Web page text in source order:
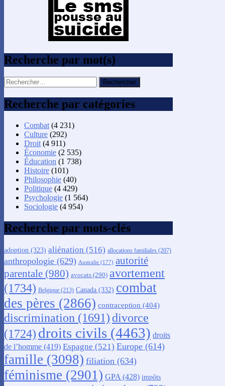
Recherche par mot(s)
Rechercher :
Recherche par catégories
Combat (4 231)
Culture (292)
Droit (4 911)
Économie (2 535)
Éducation (1 738)
Histoire (101)
Philosophie (40)
Politique (4 429)
Psychologie (1 564)
Sociologie (4 954)
Recherche par mots-clés
adoption (323) aliénation (516) allocations familiales (207)
anthropologie (629) Australie (177) autorité
parentale (980) avocats (290) avortement
(1734) Belgique (213) Canada (332) combat
des pères (2866) contraception (404)
discrimination (1691) divorce
(1724) droits civils (4463) droits
de l’homme (419) Espagne (521) Europe (614)
famille (3098) filiation (634)
féminisme (2901) GPA (428) impôts